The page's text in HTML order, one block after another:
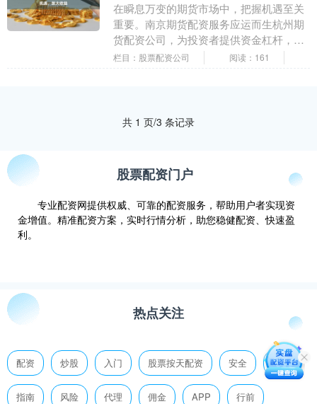
在瞬息万变的期货市场中，把握机遇至关
重要。南京期货配资服务应运而生杭州期
货配资公司，为投资者提供资金杠杆，放
大收益杭州期货配资公司，助其在市场中
栏目：股票配资公司 阅读：161
共 1 页/3 条记录
股票配资门户
专业配资网提供权威、可靠的配资服务，帮助用户者实现资
金增值。精准配资方案，实时行情分析，助您稳健配资、快速盈
利。
热点关注
配资 炒股 入门 股票按天配资 安全 杠杆
指南 风险 代理 佣金 APP 行前